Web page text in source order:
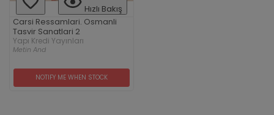
Hızlı Bakış
Carsi Ressamlari. Osmanli
Tasvir Sanatlari 2
Yapı Kredi Yayınları
Metin And
NOTIFY ME WHEN STOCK